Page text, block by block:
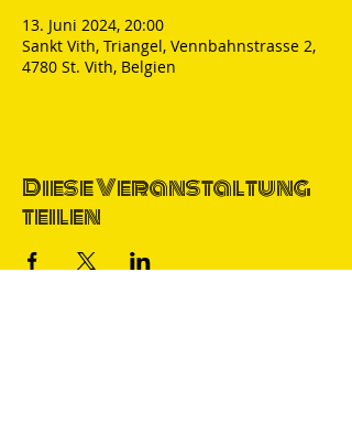
13. Juni 2024, 20:00
Sankt Vith, Triangel, Vennbahnstrasse 2,
4780 St. Vith, Belgien
Diese Veranstaltung
teilen